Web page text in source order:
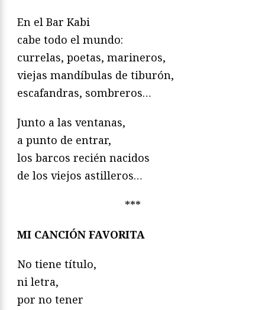
En el Bar Kabi
cabe todo el mundo:
currelas, poetas, marineros,
viejas mandíbulas de tiburón,
escafandras, sombreros…
Junto a las ventanas,
a punto de entrar,
los barcos recién nacidos
de los viejos astilleros…
***
MI CANCIÓN FAVORITA
No tiene título,
ni letra,
por no tener